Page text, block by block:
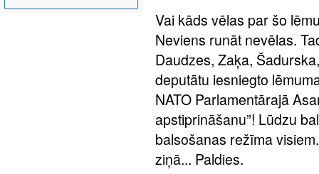
Vai kāds vēlas par šo
Neviens runāt nevēlas.
Daudzes, Zaķa,
deputātu iesniegto
NATO Parlamentārajā
apstiprināšanu”! Lūdzu
balsošanas režīma
ziņā... Paldies.